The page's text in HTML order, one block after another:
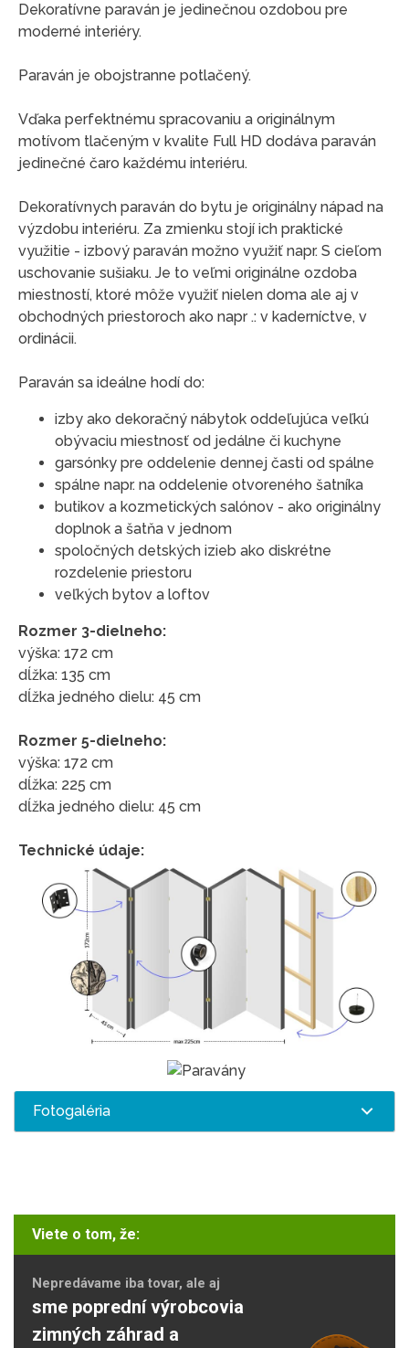
Dekoratívne paraván je jedinečnou ozdobou pre
moderné interiéry.
Paraván je obojstranne potlačený.
Vďaka perfektnému spracovaniu a originálnym
motívom tlačeným v kvalite Full HD dodáva paraván
jedinečné čaro každému interiéru.
Dekoratívnych paraván do bytu je originálny nápad na
výzdobu interiéru. Za zmienku stojí ich praktické
využitie - izbový paraván možno využiť napr. S cieľom
uschovanie sušiaku. Je to veľmi originálne ozdoba
miestností, ktoré môže využiť nielen doma ale aj v
obchodných priestoroch ako napr .: v kaderníctve, v
ordinácii.
Paraván sa ideálne hodí do:
izby ako dekoračný nábytok oddeľujúca veľkú
obývaciu miestnosť od jedálne či kuchyne
garsónky pre oddelenie dennej časti od spálne
spálne napr. na oddelenie otvoreného šatníka
butikov a kozmetických salónov - ako originálny
doplnok a šatňa v jednom
spoločných detských izieb ako diskrétne
rozdelenie priestoru
veľkých bytov a loftov
Rozmer 3-dielneho:
výška: 172 cm
dĺžka: 135 cm
dĺžka jedného dielu: 45 cm
Rozmer 5-dielneho:
výška: 172 cm
dĺžka: 225 cm
dĺžka jedného dielu: 45 cm
Technické údaje:
Fotogaléria
Viete o tom, že:
Nepredávame iba tovar, ale aj
sme poprední výrobcovia
zimných záhrad a